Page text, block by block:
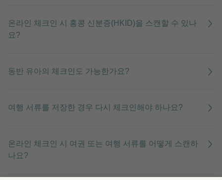
온라인 체크인 시 홍콩 신분증(HKID)을 스캔할 수 있나
요?
동반 유아의 체크인도 가능한가요?
여행 서류를 저장한 경우 다시 체크인해야 하나요?
온라인 체크인 시 여권 또는 여행 서류를 어떻게 스캔하
나요?